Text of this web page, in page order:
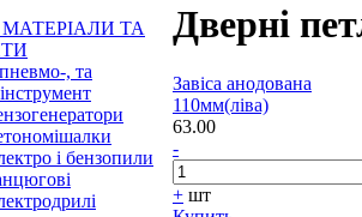
МАТЕРІАЛИ ТА
, та
і бензопили
Дверні
Завіса анодована
110мм(ліва)
63.00
-
+ шт